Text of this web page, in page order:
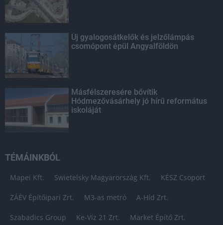
Új gyalogosátkelők és jelzőlámpás
csomópont épül Angyalföldön
Másfélszeresére bővítik
Hódmezővásárhely jó hírű református
iskoláját
TÉMÁINKBÓL
Mapei Kft. Swietelsky Magyarország Kft. KÉSZ Csoport
ZÁÉV Építőipari Zrt. M3-as metró A-Híd Zrt.
Szabadics Group Ke-Víz 21 Zrt. Market Építő Zrt.